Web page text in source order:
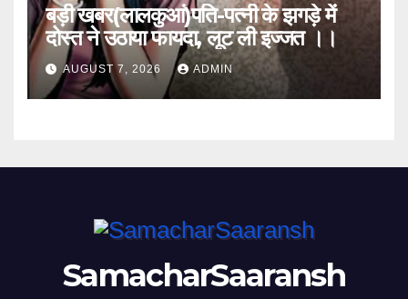
बड़ी खबर(लालकुआं)पति-पत्नी के झगड़े में
दोस्त ने उठाया फायदा, लूट ली इज्जत ।।
AUGUST 7, 2026 ADMIN
SamacharSaaransh